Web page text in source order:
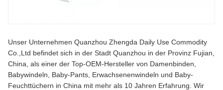
Unser Unternehmen Quanzhou Zhengda Daily Use Commodity
Co.,Ltd befindet sich in der Stadt Quanzhou in der Provinz Fujian,
China, als einer der Top-OEM-Hersteller von Damenbinden,
Babywindeln, Baby-Pants, Erwachsenenwindeln und Baby-
Feuchttüchern in China mit mehr als 10 Jahren Erfahrung. Wir